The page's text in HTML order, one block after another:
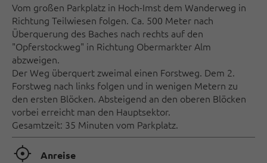
Vom großen Parkplatz in Hoch-Imst dem Wanderweg in
Richtung Teilwiesen folgen. Ca. 500 Meter nach
Überquerung des Baches nach rechts auf den
"Opferstockweg" in Richtung Obermarkter Alm
abzweigen.
Der Weg überquert zweimal einen Forstweg. Dem 2.
Forstweg nach links folgen und in wenigen Metern zu
den ersten Blöcken. Absteigend an den oberen Blöcken
vorbei erreicht man den Hauptsektor.
Gesamtzeit: 35 Minuten vom Parkplatz.
🞞 Anreise